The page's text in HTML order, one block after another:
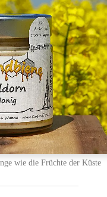
wie die Früchte der Küste